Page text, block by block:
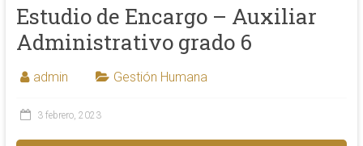
Estudio de Encargo – Auxiliar
Administrativo grado 6
admin Gestión Humana
3 febrero, 2023